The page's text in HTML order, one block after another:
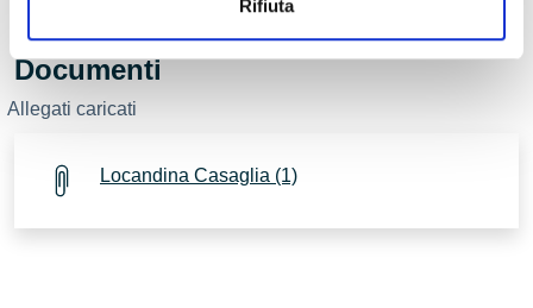
Rifiuta
Documenti
Allegati caricati
Locandina Casaglia (1)